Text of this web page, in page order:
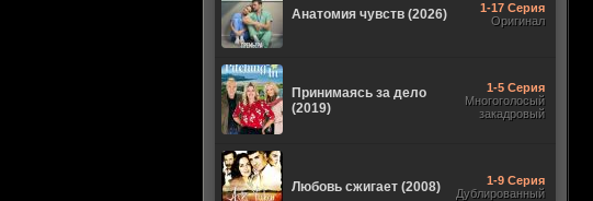
Анатомия чувств (2026)
1-17 Серия
Оригинал
Принимаясь за дело
(2019)
1-5 Серия
Многоголосый
закадровый
Любовь сжигает (2008)
1-9 Серия
Дублированный